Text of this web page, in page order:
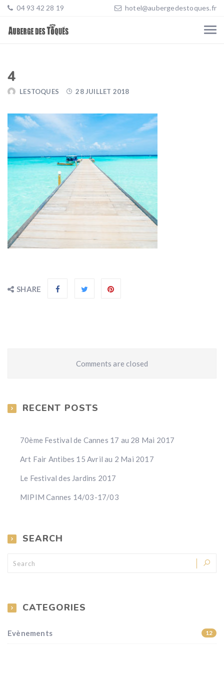
04 93 42 28 19 hotel@aubergedestoques.fr
4
LESTOQUES 28 JUILLET 2018
SHARE
Comments are closed
RECENT POSTS
70ème Festival de Cannes 17 au 28 Mai 2017
Art Fair Antibes 15 Avril au 2 Mai 2017
Le Festival des Jardins 2017
MIPIM Cannes 14/03-17/03
SEARCH
CATEGORIES
Evènements 12